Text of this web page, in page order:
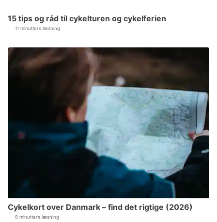
15 tips og råd til cykelturen og cykelferien
11 minutters læsning
Cykelkort over Danmark – find det rigtige (2026)
8 minutters læsning